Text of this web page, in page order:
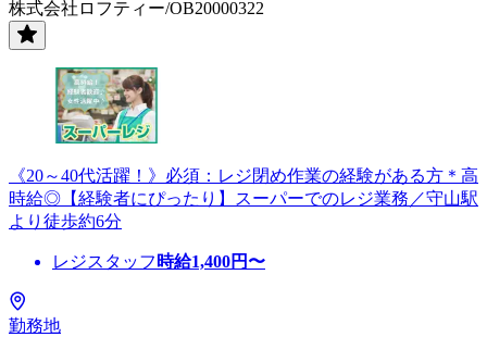
株式会社ロフティー/OB20000322
《20～40代活躍！》必須：レジ閉め作業の経験がある方＊高
時給◎【経験者にぴったり】スーパーでのレジ業務／守山駅
より徒歩約6分
レジスタッフ 時給1,400円〜
勤務地